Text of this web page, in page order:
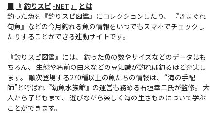
■ 『釣りスピ -NET 』
とは
釣った魚を『釣りスピ図鑑』にコレクションしたり、 『きまぐれ
旬魚』などの今月釣れる魚の情報をいつでもスマホでチェックし
たりすることができる連動サイトです。
『釣りスピ図鑑』には、 釣った魚の数やサイズなどのデータはも
ちろん、 生態や名前の由来などの豆知識が釣れば釣るほど充実し
ます。 順次登場する270種以上の魚たちの情報は、 “海の手配
師”と呼ばれ『幼魚水族館』の運営も務める石垣幸二氏が監修。 大
人から子どもまで、 遊びながら楽しく海の生きものについて学ぶ
ことができます。